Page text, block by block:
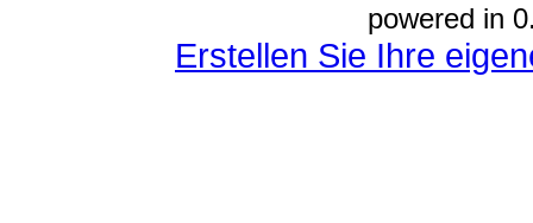
powered in
Erstellen Sie Ihre